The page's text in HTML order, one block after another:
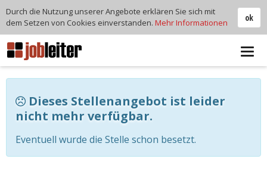
Dieses Stellenangebot ist leider
nicht mehr verfügbar.
Eventuell wurde die Stelle schon besetzt.
ok
Durch die Nutzung unserer Angebote erklären Sie sich mit
dem Setzen von Cookies einverstanden. Mehr Informationen